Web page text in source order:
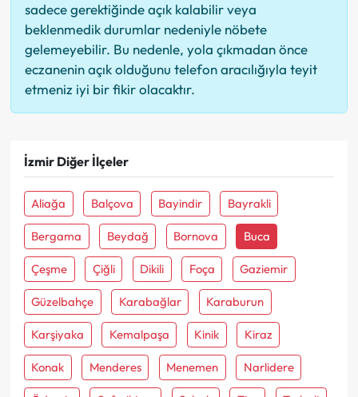
sadece gerektiğinde açık kalabilir veya
beklenmedik durumlar nedeniyle nöbete
gelemeyebilir. Bu nedenle, yola çıkmadan önce
eczanenin açık olduğunu telefon aracılığıyla teyit
etmeniz iyi bir fikir olacaktır.
İzmir Diğer İlçeler
Aliağa Balçova Bayindir Bayrakli
Bergama Beydağ Bornova Buca
Çeşme Çiğli Dikili Foça Gaziemir
Güzelbahçe Karabağlar Karaburun
Karşiyaka Kemalpaşa Kinik Kiraz
Konak Menderes Menemen Narlidere